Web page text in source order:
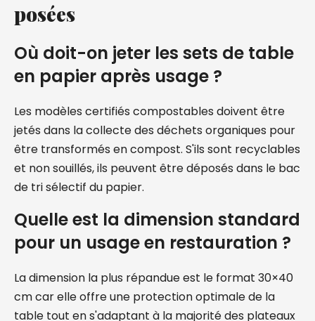
posées
Où doit-on jeter les sets de table
en papier après usage ?
Les modèles certifiés compostables doivent être
jetés dans la collecte des déchets organiques pour
être transformés en compost. S'ils sont recyclables
et non souillés, ils peuvent être déposés dans le bac
de tri sélectif du papier.
Quelle est la dimension standard
pour un usage en restauration ?
La dimension la plus répandue est le format 30×40
cm car elle offre une protection optimale de la
table tout en s'adaptant à la majorité des plateaux